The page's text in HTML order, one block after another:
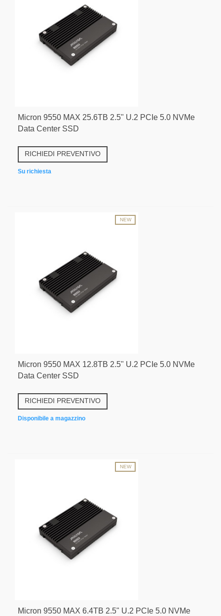
Micron 9550 MAX 25.6TB 2.5" U.2 PCIe 5.0 NVMe
Data Center SSD
RICHIEDI PREVENTIVO
Su richiesta
NEW
Micron 9550 MAX 12.8TB 2.5" U.2 PCIe 5.0 NVMe
Data Center SSD
RICHIEDI PREVENTIVO
Disponibile a magazzino
NEW
Micron 9550 MAX 6.4TB 2.5" U.2 PCIe 5.0 NVMe